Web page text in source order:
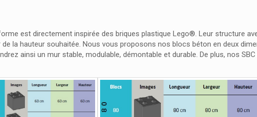
est directement inspirée des briques plastique Lego®. Leur structure
la hauteur souhaitée. Nous vous proposons nos blocs béton en deux
ainsi un mur stable, modulable, démontable et durable. De plus, nos